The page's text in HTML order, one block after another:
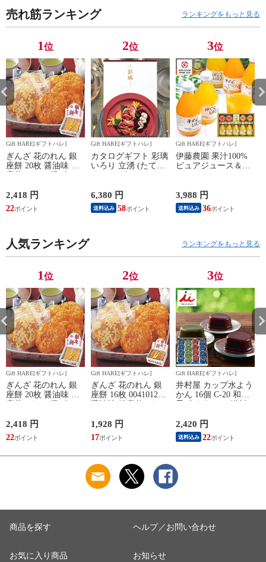
売れ筋ランキング ランキングをもっと見る
1位
Gift HARE[ギフトハレ]
ぎんざ 花のれん 銀
座餅 20枚 醤油味 銀
座花のれん 揚げせん
2,418 円
22
2位
Gift HARE[ギフトハレ]
カタログギフト 彩璃
いろり 立湧 (たてわ
く) EO グルメカタロ
ログ 送料無料 (メー
ル便)【_
6,380 円
送料込み 58
3位
Gift HARE[ギフトハレ]
伊藤農園 果汁100%
ピュアジュース＆ジ
みかんジュース オレ
ンジジュース ゼリー
】【_
3,988 円
送料込み 36
人気ランキング ランキングをもっと見る
1位
Gift HARE[ギフトハレ]
ぎんざ 花のれん 銀
座餅 20枚 醤油味 銀
2,418 円
22
2位
Gift HARE[ギフトハレ]
ぎんざ 花のれん 銀
座餅 16枚 00410123
N26mf _
1,928 円
17
3位
Gift HARE[ギフトハレ]
井村屋 カップ水よう
かん 16個 C-20 和菓
2,420 円
送料込み 22
商品を探す
お気に入り商品
ヘルプ／お問い合わせ
お知らせ